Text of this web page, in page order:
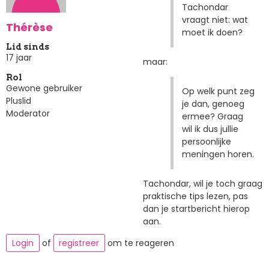
Thérèse
Lid sinds
17 jaar
Rol
Gewone gebruiker
Pluslid
Moderator
Tachondar
vraagt niet: wat
moet ik doen?
maar:
Op welk punt zeg
je dan, genoeg
ermee? Graag
wil ik dus jullie
persoonlijke
meningen horen.
Tachondar, wil je toch graag
praktische tips lezen, pas
dan je startbericht hierop
aan.
Login
of registreer om te reageren